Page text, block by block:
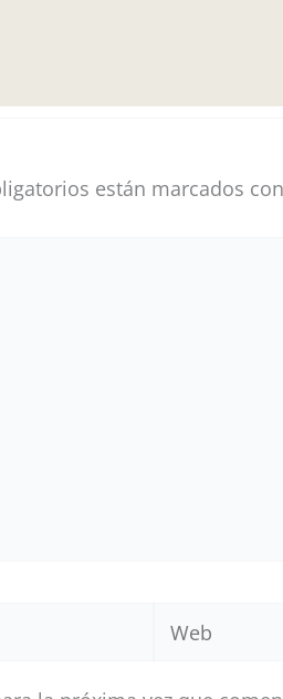
están marcados con
Web